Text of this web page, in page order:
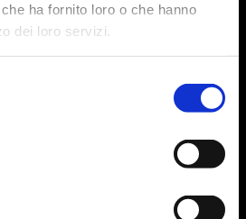
ha fornito loro o che hanno
dei loro servizi.